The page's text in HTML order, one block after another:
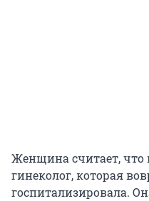
Женщина считает, что
гинеколог, которая
госпитализировала.